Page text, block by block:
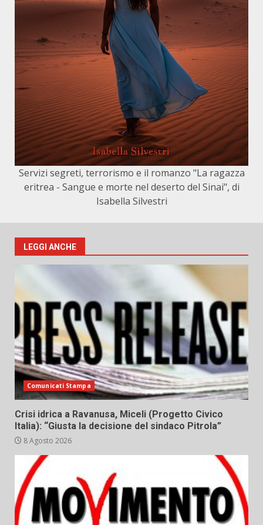
Servizi segreti, terrorismo e il romanzo "La ragazza
eritrea - Sangue e morte nel deserto del Sinai", di
Isabella Silvestri
LEGGI ANCHE
Comunicati Stampa
Crisi idrica a Ravanusa, Miceli (Progetto Civico
Italia): “Giusta la decisione del sindaco Pitrola”
8 Agosto 2026